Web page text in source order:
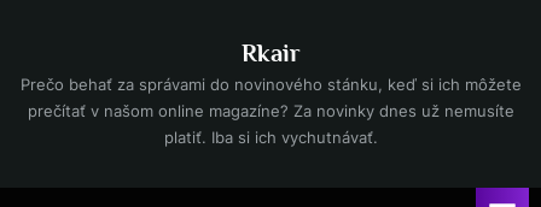
content
Rkair
Prečo behať za správami do novinového stánku, keď si ich môžete
prečítať v našom online magazíne? Za novinky dnes už nemusíte
platiť. Iba si ich vychutnávať.